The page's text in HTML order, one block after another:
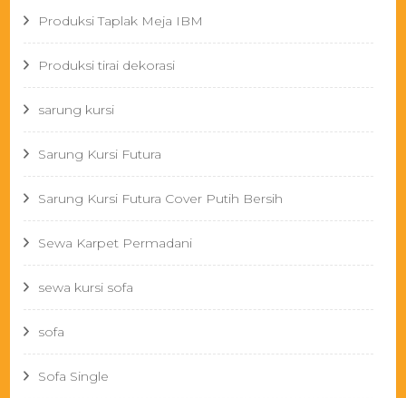
Produksi Taplak Meja IBM
Produksi tirai dekorasi
sarung kursi
Sarung Kursi Futura
Sarung Kursi Futura Cover Putih Bersih
Sewa Karpet Permadani
sewa kursi sofa
sofa
Sofa Single